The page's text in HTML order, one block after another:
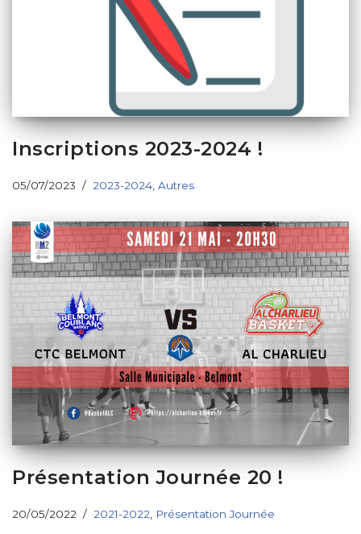
Inscriptions 2023-2024 !
05/07/2023 2023-2024 Autres
Présentation Journée 20 !
20/05/2022 2021-2022, Présentation Journée